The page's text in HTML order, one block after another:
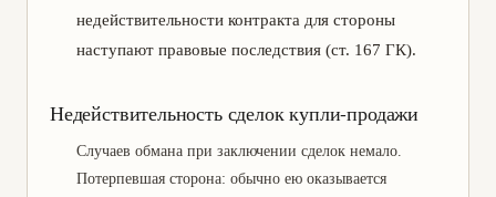
недействительности контракта для стороны
наступают правовые последствия (ст. 167 ГК).
Недействительность сделок купли-продажи
Случаев обмана при заключении сделок немало.
Потерпевшая сторона: обычно ею оказывается